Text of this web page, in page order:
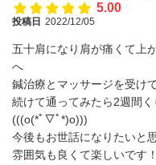
5.00
投稿日 2022/12/05
五十肩になり肩が痛くて上
へ
鍼治療とマッサージを受け
続けて通ってみたら2週間
(((o(*ﾟ▽ﾟ*)o)))
今後もお世話になりたいと
雰囲気も良くて楽しいです！